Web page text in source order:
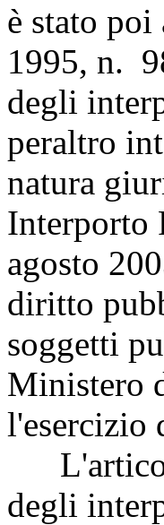
è stato
1995, n.
degli
peraltro
natura
Interporto
agosto
diritto
soggetti
Ministero
l'esercizio
degli